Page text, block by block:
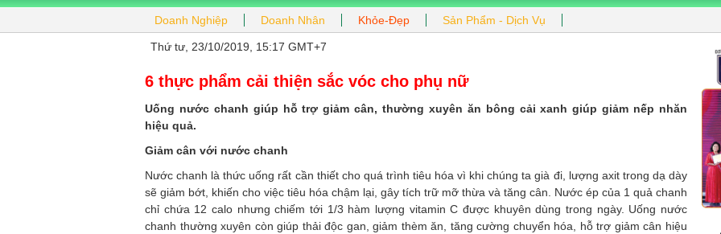
Doanh Nghiệp Doanh Nhân Khỏe-Đẹp Sản Phẩm - Dịch Vụ
Thứ tư, 23/10/2019, 15:17 GMT+7
6 thực phẩm cải thiện sắc vóc cho phụ nữ
Uống nước chanh giúp hỗ trợ giảm cân, thường xuyên ăn bông cải xanh giúp giảm nếp nhăn
hiệu quả.
Giảm cân với nước chanh
Nước chanh là thức uống rất cần thiết cho quá trình tiêu hóa vì khi chúng ta già đi, lượng axit trong dạ dày
sẽ giảm bớt, khiến cho việc tiêu hóa chậm lại, gây tích trữ mỡ thừa và tăng cân. Nước ép của 1 quả chanh
chỉ chứa 12 calo nhưng chiếm tới 1/3 hàm lượng vitamin C được khuyên dùng trong ngày. Uống nước
chanh thường xuyên còn giúp thải độc gan, giảm thèm ăn, tăng cường chuyển hóa, hỗ trợ giảm cân hiệu